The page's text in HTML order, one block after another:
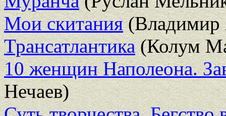
Мои скитания(Владимир
Трансатлантика(Колум
10 женщин Наполеона.
Нечаев)